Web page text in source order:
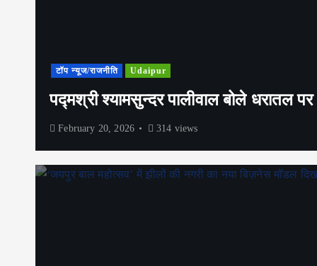
टॉप न्यूज/राजनीति Udaipur
पद्मश्री श्यामसुन्दर पालीवाल बोले धरातल पर
February 20, 2026 314 views